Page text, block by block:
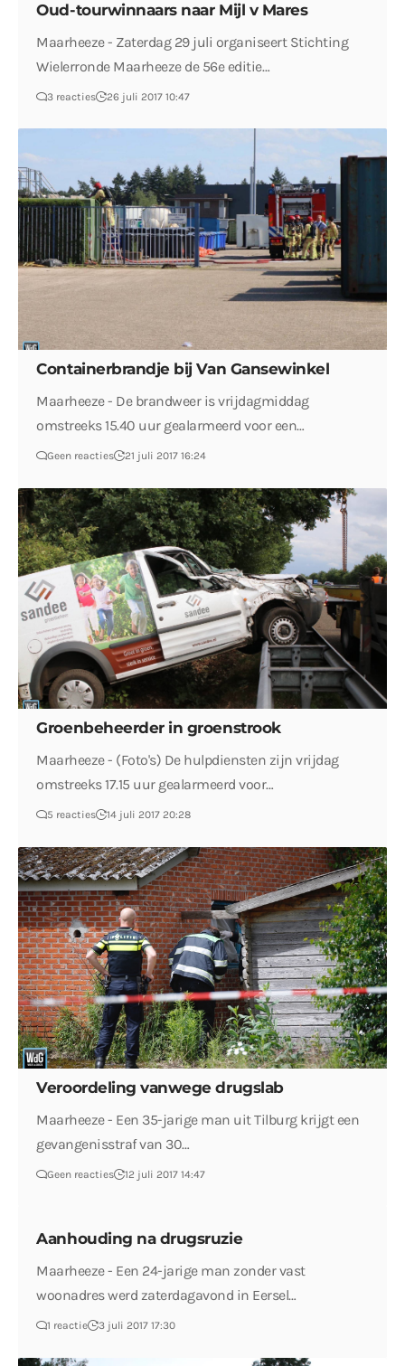
Oud-tourwinnaars naar Mijl v Mares
Maarheeze - Zaterdag 29 juli organiseert Stichting
Wielerronde Maarheeze de 56e editie…
3 reacties 26 juli 2017 10:47
Containerbrandje bij Van Gansewinkel
Maarheeze - De brandweer is vrijdagmiddag
omstreeks 15.40 uur gealarmeerd voor een…
Geen reacties 21 juli 2017 16:24
Groenbeheerder in groenstrook
Maarheeze - (Foto's) De hulpdiensten zijn vrijdag
omstreeks 17.15 uur gealarmeerd voor…
5 reacties 14 juli 2017 20:28
Veroordeling vanwege drugslab
Maarheeze - Een 35-jarige man uit Tilburg krijgt een
gevangenisstraf van 30…
Geen reacties 12 juli 2017 14:47
Aanhouding na drugsruzie
Maarheeze - Een 24-jarige man zonder vast
woonadres werd zaterdagavond in Eersel…
1 reactie 3 juli 2017 17:30